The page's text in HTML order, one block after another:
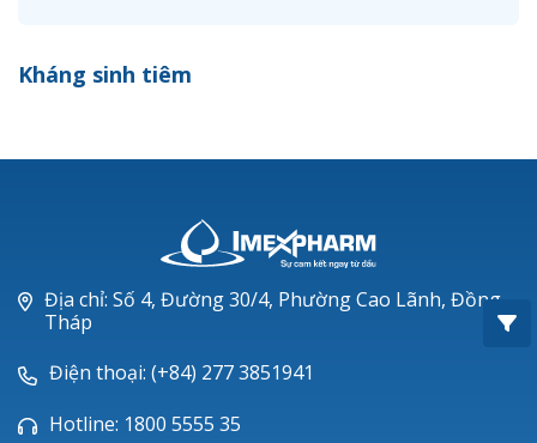
Ceftizoxim®
Piperacillin
Ticarlinat®
Zobacta®
Bacsulfo®
Kháng sinh tiêm
Địa chỉ: Số 4, Đường 30/4, Phường Cao Lãnh, Đồng
Tháp
Điện thoại: (+84) 277 3851941
Hotline: 1800 5555 35